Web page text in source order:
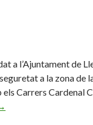
a l’Ajuntament de
a la zona de
Carrers Cardenal
planteja ampliar